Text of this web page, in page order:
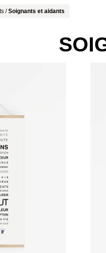
/Soignants et aidants